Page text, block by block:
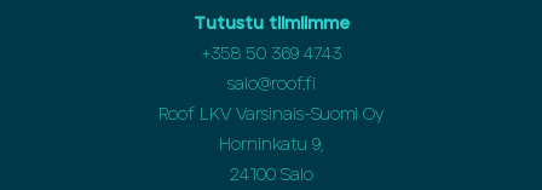
Tutustu tiimiimme
+358 50 369 4743
salo@roof.fi
Roof LKV Varsinais-Suomi Oy
Horninkatu 9,
24100 Salo